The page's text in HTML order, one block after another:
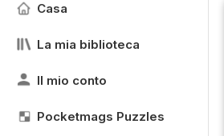
Casa
La mia biblioteca
Il mio conto
Pocketmags Puzzles